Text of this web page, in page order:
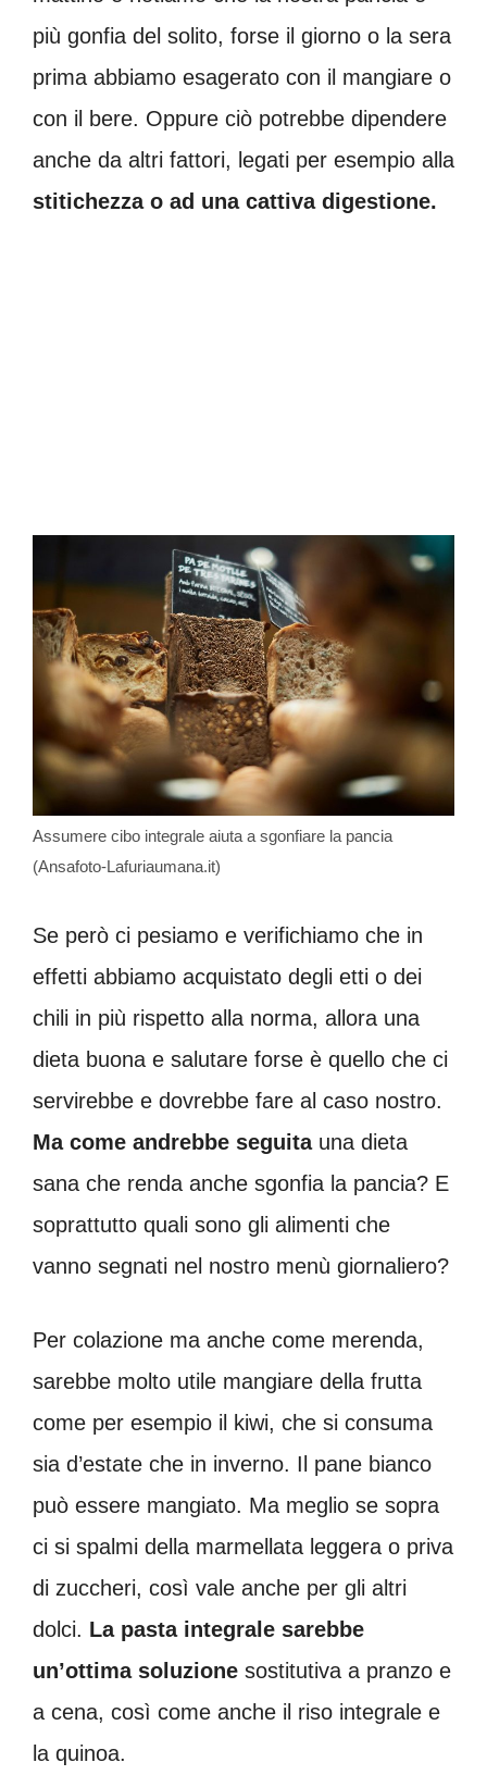
più gonfia del solito, forse il giorno o la sera
prima abbiamo esagerato con il mangiare o
con il bere. Oppure ciò potrebbe dipendere
anche da altri fattori, legati per esempio alla
stitichezza o ad una cattiva digestione.
Assumere cibo integrale aiuta a sgonfiare la pancia
(Ansafoto-Lafuriaumana.it)
Se però ci pesiamo e verifichiamo che in
effetti abbiamo acquistato degli etti o dei
chili in più rispetto alla norma, allora una
dieta buona e salutare forse è quello che ci
servirebbe e dovrebbe fare al caso nostro.
Ma come andrebbe seguitauna dieta
sana che renda anche sgonfia la pancia? E
soprattutto quali sono gli alimenti che
vanno segnati nel nostro menù giornaliero?
Per colazione ma anche come merenda,
sarebbe molto utile mangiare della frutta
come per esempio il kiwi, che si consuma
sia d’estate che in inverno. Il pane bianco
può essere mangiato. Ma meglio se sopra
ci si spalmi della marmellata leggera o priva
di zuccheri, così vale anche per gli altri
dolci. La pasta integrale sarebbe
un’ottima soluzione sostitutiva a pranzo e
a cena, così come anche il riso integrale e
la quinoa.